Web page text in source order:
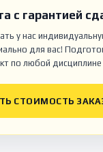
с гарантией
у нас
для вас!
по любой дисциплине
СТОИМОСТЬ